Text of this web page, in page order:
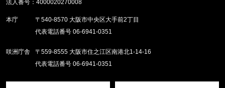
法人番号：4000020270008
本庁
〒540-8570 大阪市中央区大手前2丁目
代表電話番号 06-6941-0351
咲洲庁舎
〒559-8555 大阪市住之江区南港北1-14-16
代表電話番号 06-6941-0351